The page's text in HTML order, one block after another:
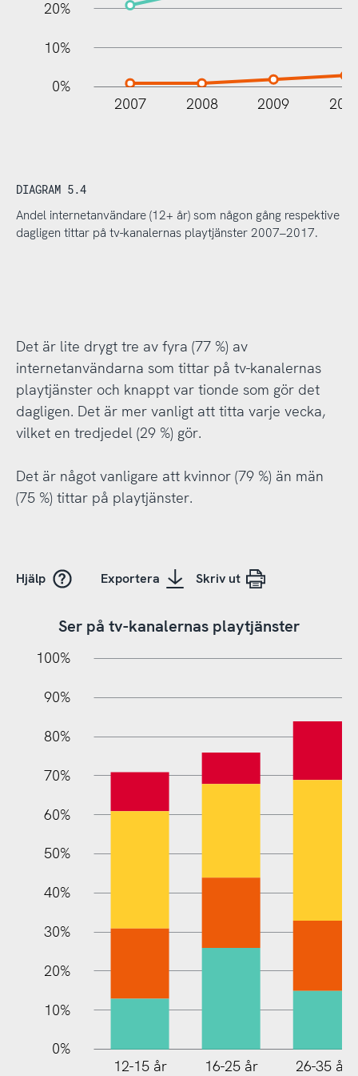
20%
10%
0%
2007 2008 2009
DIAGRAM 5.4
Andel internetanvändare (12+ år) som någon gång respektive
dagligen tittar på tv-kanalernas playtjänster 2007–2017.
Det är lite drygt tre av fyra (77 %) av
internetanvändarna som tittar på tv-kanalernas
playtjänster och knappt var tionde som gör det
dagligen. Det är mer vanligt att titta varje vecka,
vilket en tredjedel (29 %) gör.
Det är något vanligare att kvinnor (79 %) än män
(75 %) tittar på playtjänster.
Hjälp Exportera Skriv ut
Ser på tv-kanalernas playtjänster
10%
100%
90%
80%
70%
60%
50%
40%
30%
20%
10%
0%
12-15 år 16-25 år 26-35 år